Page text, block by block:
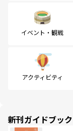
イベント・観戦
アクティビティ
新刊ガイドブック